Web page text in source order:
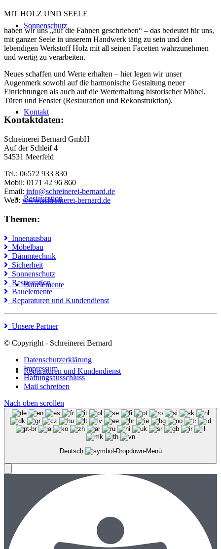
Sonnenschutz
Kontakt
Restauration
Bauelemente
Reparaturen und Kundendienst
MIT HOLZ UND SEELE
haben wir uns „auf die Fahnen geschrieben“ – das bedeutet für uns,
mit ganzer Seele in unserem Handwerk tätig zu sein und den
lebendigen Werkstoff Holz mit all seinen Facetten wahrzunehmen
und wertig zu verarbeiten.
Neues schaffen und Werte erhalten – hier legen wir unser
Augenmerk sowohl auf die harmonische Gestaltung neuer
Einrichtungen als auch auf die Werterhaltung historischer Möbel,
Türen und Fenster (Restauration und Rekonstruktion).
Kontaktdaten:
Schreinerei Bernard GmbH
Auf der Schleif 4
54531 Meerfeld
Tel.: 06572 933 830
Mobil: 0171 42 96 860
Email: info@schreinerei-bernard.de
Web: www.schreinerei-bernard.de
Themen:
Innenausbau
Möbelbau
Dämmtechnik
Sicherheit
Sonnenschutz
Restauration
Bauelemente
Reparaturen und Kundendienst
Unsere Partner
© Copyright - Schreinerei Bernard
Datenschutzerklärung
Impressum
Haftungsausschluss
Mail schreiben
Nach oben scrollen
Deutsch